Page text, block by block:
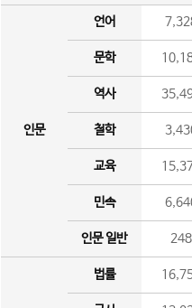
인문
언어
문학
역사
철학
교육
민속
인문 일반 248
법률